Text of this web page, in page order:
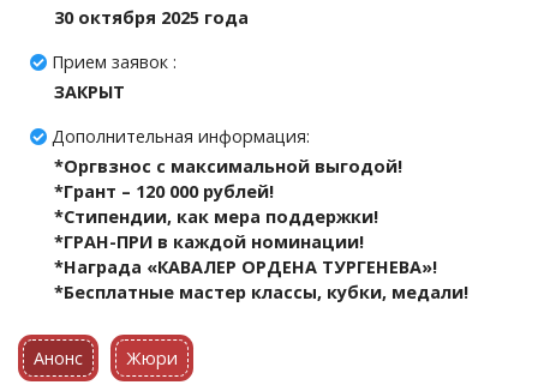
30 октября 2025 года
Прием заявок :
ЗАКРЫТ
Дополнительная информация:
*Оргвзнос с максимальной выгодой!
*Грант – 120 000 рублей!
*Стипендии, как мера поддержки!
*ГРАН-ПРИ в каждой номинации!
*Награда «КАВАЛЕР ОРДЕНА ТУРГЕНЕВА»!
*Бесплатные мастер классы, кубки, медали!
Анонс Жюри